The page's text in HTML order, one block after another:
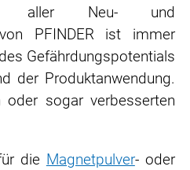
aller Neu- und
PFINDER ist immer
Gefährdungspotentials
der Produktanwendung.
sogar verbesserten
die Magnetpulver- oder